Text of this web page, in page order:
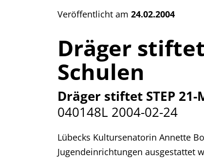
Veröffentlicht am 24.02.2004
Dräger
Schulen
Dräger stiftet STEP
040148L 2004-02-24
Lübecks Kultursenatorin Annette
Jugendeinrichtungen ausgestattet